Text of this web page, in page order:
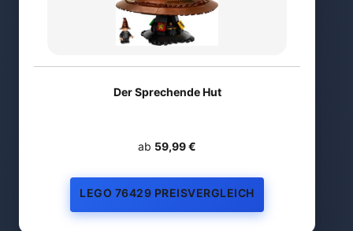
Der Sprechende Hut
ab 59,99 €
LEGO 76429 PREISVERGLEICH